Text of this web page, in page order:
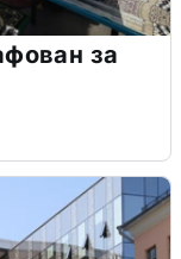
за